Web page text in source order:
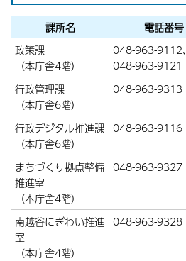
課所名 電話番号
政策課
（本庁舎4階）
048-963-9112、
048-963-9121
行政管理課
（本庁舎6階）
048-963-9313
行政デジタル推進課
（本庁舎6階）
048-963-9116
まちづくり拠点整備
推進室
（本庁舎4階）
048-963-9327
南越谷にぎわい推進
室
（本庁舎4階）
048-963-9328